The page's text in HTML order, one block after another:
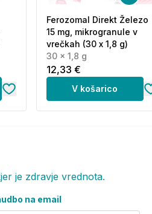
nosečnostjo ali dojenjem,
delavec svetuje drugače.
nutrition, Velika Britanija
Ferozomal Direkt Železo
15 mg, mikrogranule v
vrečkah (30 x 1,8 g)
30 x 1,8 g
12,33 €
V košarico
je zdravje vrednota.
na email